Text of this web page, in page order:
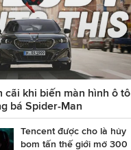
cãi khi biến màn hình ô tô
bá Spider-Man
Tencent được cho là hủy
bom tấn thế giới mở 300